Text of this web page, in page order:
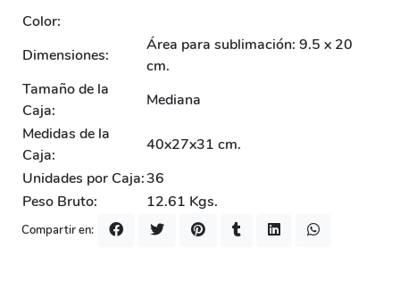
Color:
Dimensiones:
Área para sublimación: 9.5 x 20
cm.
Tamaño de la
Caja:
Mediana
Medidas de la
Caja:
40x27x31 cm.
Unidades por Caja:36
Peso Bruto:
12.61 Kgs.
Compartir en: